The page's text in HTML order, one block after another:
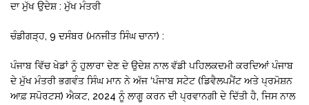
ਦਾ ਮੁੱਖ ਉਦੇਸ਼ : ਮੁੱਖ ਮੰਤਰੀ
ਚੰਡੀਗੜ੍ਹ, 9 ਦਸੰਬਰ (ਮਨਜੀਤ ਸਿੰਘ ਚਾਨਾ) :
ਪੰਜਾਬ ਵਿੱਚ ਖੇਡਾਂ ਨੂੰ ਹੁਲਾਰਾ ਦੇਣ ਦੇ ਉਦੇਸ਼ ਨਾਲ ਵੱਡੀ ਪਹਿਲਕਦਮੀ ਕਰਦਿਆਂ ਪੰਜਾਬ
ਦੇ ਮੁੱਖ ਮੰਤਰੀ ਭਗਵੰਤ ਸਿੰਘ ਮਾਨ ਨੇ ਅੱਜ ‘ਪੰਜਾਬ ਸਟੇਟ (ਡਿਵੈਲਪਮੈਂਟ ਅਤੇ ਪ੍ਰਮੋਸ਼ਨ
ਆਫ਼ ਸਪੋਰਟਸ) ਐਕਟ, 2024 ਨੂੰ ਲਾਗੂ ਕਰਨ ਦੀ ਪ੍ਰਵਾਨਗੀ ਦੇ ਦਿੱਤੀ ਹੈ, ਜਿਸ ਨਾਲ